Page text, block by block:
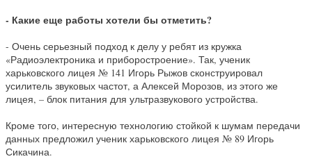
- Какие еще работы хотели бы отметить?
- Очень серьезный подход к делу у ребят из кружка
«Радиоэлектроника и приборостроение». Так, ученик
харьковского лицея № 141 Игорь Рыжов сконструировал
усилитель звуковых частот, а Алексей Морозов, из этого же
лицея, – блок питания для ультразвукового устройства.
Кроме того, интересную технологию стойкой к шумам передачи
данных предложил ученик харьковского лицея № 89 Игорь
Сикачина.